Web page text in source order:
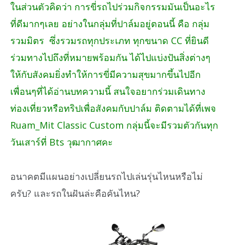
ในส่วนตัวคิดว่า การขี่รถไปร่วมกิจกรรมมันเป็นอะไร
ที่ดีมากๆเลย อย่างในกลุ่มที่ปาล์มอยู่ตอนนี้ คือ กลุ่ม
รวมมิตร ซึ่งรวมรถทุกประเภท ทุกขนาด CC ที่ยินดี
ร่วมทางไปถึงที่หมายพร้อมกัน ได้ไปแบ่งปันสิ่งต่างๆ
ให้กับสังคมยิ่งทำให้การขี่มีความสุขมากขึ้นไปอีก
เพื่อนๆที่ได้อ่านบทความนี้ สนใจอยากร่วมเดินทาง
ท่องเที่ยวหรือทริปเพื่อสังคมกับปาล์ม ติดตามได้ที่เพจ
Ruam_Mit Classic Custom กลุ่มนี้จะมีรวมตัวกันทุก
วันเสาร์ที่ Bts วุฒากาศคะ
อนาคตมีแผนอย่างเปลี่ยนรถไปเล่นรุ่นไหนหรือไม่
ครับ? และรถในฝันล่ะคือคันไหน?